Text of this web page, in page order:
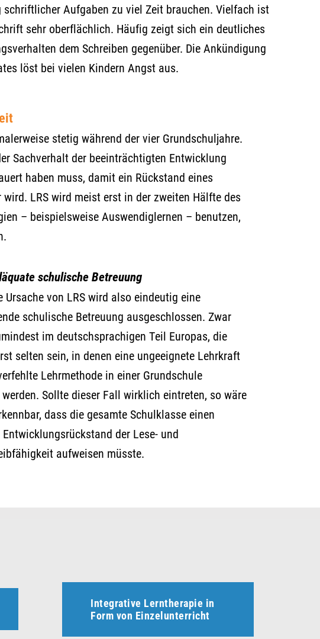
schriftlicher Aufgaben zu viel Zeit brauchen. Vielfach ist
sehr oberflächlich. Häufig zeigt sich ein deutliches
dem Schreiben gegenüber. Die Ankündigung
löst bei vielen Kindern Angst aus.
stetig während der vier Grundschuljahre.
Sachverhalt der beeinträchtigten Entwicklung
haben muss, damit ein Rückstand eines
LRS wird meist erst in der zweiten Hälfte des
– beispielsweise Auswendiglernen – benutzen,
schulische Betreuung
Ursache von LRS wird also eindeutig eine
schulische Betreuung ausgeschlossen. Zwar
im deutschsprachigen Teil Europas, die
selten sein, in denen eine ungeeignete Lehrkraft
Lehrmethode in einer Grundschule
Sollte dieser Fall wirklich eintreten, so wäre
dass die gesamte Schulklasse einen
der Lese- und
aufweisen müsste.
Integrative Lerntherapie in
Form von Einzelunterricht